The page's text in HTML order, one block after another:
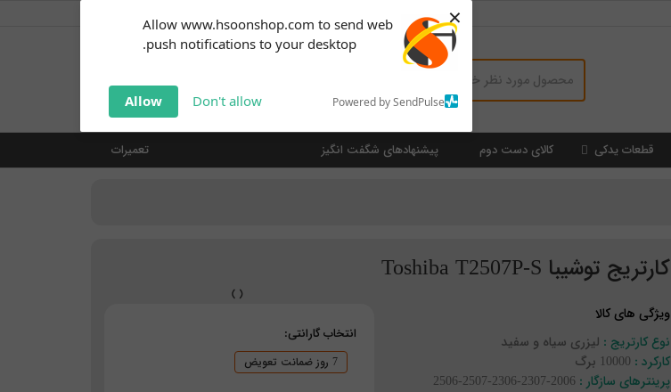
Allow www.hsoonshop.com to send web
push notifications to your desktop.
Powered by SendPulse
Don't allow
Allow
×
notifications!
Click the bell icon to enable
قطعات یدکی کالای دست دوم پیشنهادهای شگفت انگیز تعمیرات
کارتریج توشیبا Toshiba T2507P-S
ویژگی های کالا
نوع کارتریج : لیزری سیاه و سفید
کارکرد :
پرینترهای سازگار : 2006-2307-2306-2507-2506
انتخاب گارانتی:
7 روز ضمانت تعویض